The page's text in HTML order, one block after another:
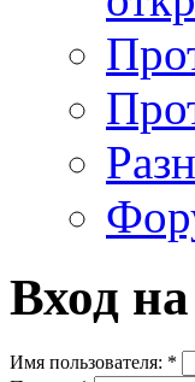
Вход
Имя пользователя: *